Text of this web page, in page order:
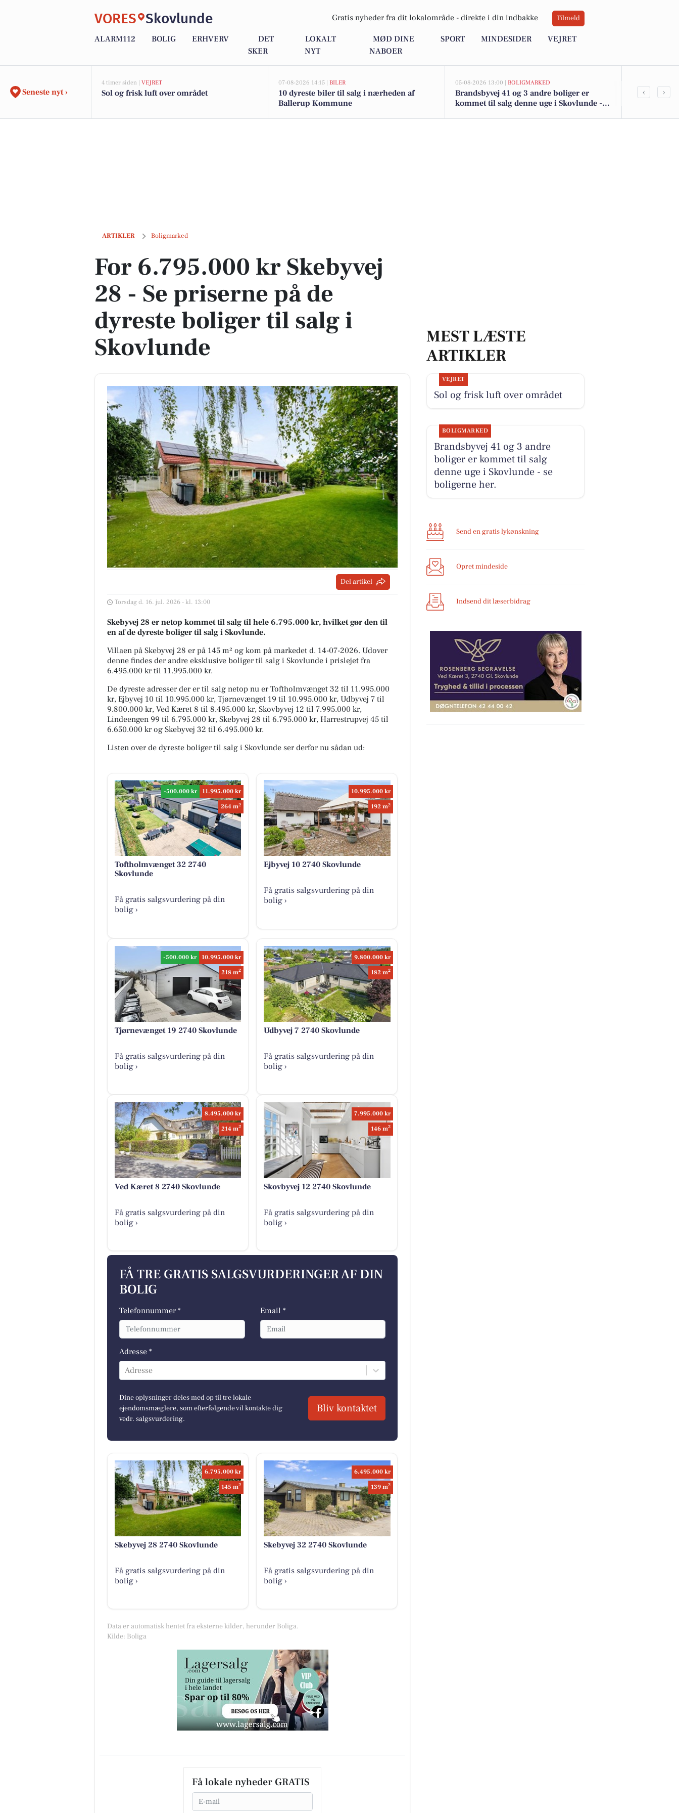
VORES Skovlunde Gratis nyheder fra dit lokalområde - direkte i din indbakke Tilmeld
ALARM112 BOLIG ERHVERV
DET
SKER
LOKALT
NYT
MØD DINE
NABOER
SPORT MINDESIDER VEJRET
Seneste nyt ›
4 timer siden | VEJRET
Sol og frisk luft over området
07-08-2026 14:15 | BILER
10 dyreste biler til salg i nærheden af
Ballerup Kommune
05-08-2026 13:00 | BOLIGMARKED
Brandsbyvej 41 og 3 andre boliger er
kommet til salg denne uge i Skovlunde -
Top 6 over
‹ ›
ARTIKLER Boligmarked
For 6.795.000 kr Skebyvej 28 - Se priserne på de dyreste boliger til salg i Skovlunde
For 6.795.000 kr Skebyvej
28 - Se priserne på de
dyreste boliger til salg i
Skovlunde
Del artikel
Torsdag d. 16. jul. 2026 - kl. 13:00
Skebyvej 28 er netop kommet til salg til hele 6.795.000 kr, hvilket gør den til
en af de dyreste boliger til salg i Skovlunde.
Villaen på Skebyvej 28 er på 145 m² og kom på markedet d. 14-07-2026. Udover
denne findes der andre eksklusive boliger til salg i Skovlunde i prislejet fra
6.495.000 kr til 11.995.000 kr.
De dyreste adresser der er til salg netop nu er Toftholmvænget 32 til 11.995.000
kr, Ejbyvej 10 til 10.995.000 kr, Tjørnevænget 19 til 10.995.000 kr, Udbyvej 7 til
9.800.000 kr, Ved Kæret 8 til 8.495.000 kr, Skovbyvej 12 til 7.995.000 kr,
Lindeengen 99 til 6.795.000 kr, Skebyvej 28 til 6.795.000 kr, Harrestrupvej 45 til
6.650.000 kr og Skebyvej 32 til 6.495.000 kr.
Listen over de dyreste boliger til salg i Skovlunde ser derfor nu sådan ud:
-500.000 kr
11.995.000 kr
264 m2
Toftholmvænget 32 2740
Skovlunde
Få gratis salgsvurdering på din
bolig ›
10.995.000 kr
192 m2
Ejbyvej 10 2740 Skovlunde
Få gratis salgsvurdering på din
bolig ›
-500.000 kr
10.995.000 kr
218 m2
Tjørnevænget 19 2740 Skovlunde
Få gratis salgsvurdering på din
bolig ›
9.800.000 kr
182 m2
Udbyvej 7 2740 Skovlunde
Få gratis salgsvurdering på din
bolig ›
8.495.000 kr
214 m2
Ved Kæret 8 2740 Skovlunde
Få gratis salgsvurdering på din
bolig ›
7.995.000 kr
146 m2
Skovbyvej 12 2740 Skovlunde
Få gratis salgsvurdering på din
bolig ›
FÅ TRE GRATIS SALGSVURDERINGER AF DIN
BOLIG
Telefonnummer * Email *
Adresse *
Adresse
Dine oplysninger deles med op til tre lokale
ejendomsmæglere, som efterfølgende vil kontakte dig
vedr. salgsvurdering.
Bliv kontaktet
6.795.000 kr
145 m2
Skebyvej 28 2740 Skovlunde
Få gratis salgsvurdering på din
bolig ›
6.495.000 kr
139 m2
Skebyvej 32 2740 Skovlunde
Få gratis salgsvurdering på din
bolig ›
Data er automatisk hentet fra eksterne kilder, herunder Boliga.
Kilde: Boliga
Få lokale nyheder GRATIS
Email
MEST LÆSTE
ARTIKLER
VEJRET
Sol og frisk luft over området
BOLIGMARKED
Brandsbyvej 41 og 3 andre
boliger er kommet til salg
denne uge i Skovlunde - se
boligerne her.
Send en gratis lykønskning
Opret mindeside
Indsend dit læserbidrag